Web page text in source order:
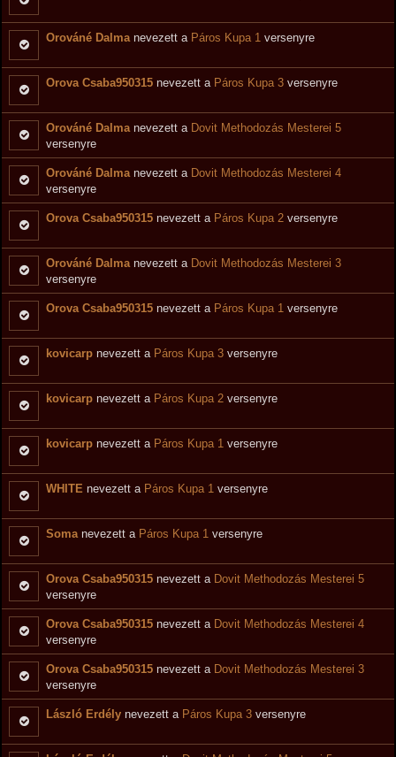
Orováné Dalma nevezett a Páros Kupa 1 versenyre
Orova Csaba950315 nevezett a Páros Kupa 3 versenyre
Orováné Dalma nevezett a Dovit Methodozás Mesterei 5
versenyre
Orováné Dalma nevezett a Dovit Methodozás Mesterei 4
versenyre
Orova Csaba950315 nevezett a Páros Kupa 2 versenyre
Orováné Dalma nevezett a Dovit Methodozás Mesterei 3
versenyre
Orova Csaba950315 nevezett a Páros Kupa 1 versenyre
kovicarp nevezett a Páros Kupa 3 versenyre
kovicarp nevezett a Páros Kupa 2 versenyre
kovicarp nevezett a Páros Kupa 1 versenyre
WHITE nevezett a Páros Kupa 1 versenyre
Somanevezett a Páros Kupa 1 versenyre
Orova Csaba950315 nevezett a Dovit Methodozás Mesterei 5
versenyre
Orova Csaba950315 nevezett a Dovit Methodozás Mesterei 4
versenyre
Orova Csaba950315 nevezett a Dovit Methodozás Mesterei 3
versenyre
László Erdély nevezett a Páros Kupa 3 versenyre